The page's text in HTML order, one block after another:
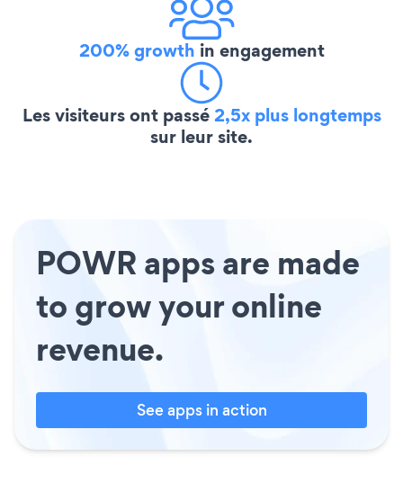
200% growth in engagement
Les visiteurs ont passé2,5x plus longtemps
sur leur site.
POWR apps are made
to grow your online
revenue.
See apps in action